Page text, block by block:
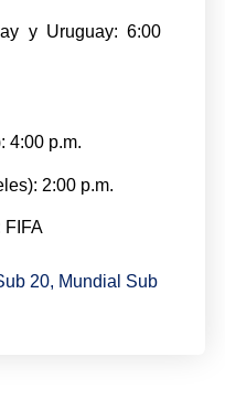
y Uruguay: 6:00
4:00 p.m.
2:00 p.m.
FIFA
20, Mundial Sub